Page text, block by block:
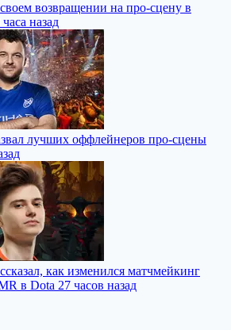
возвращении на про-сцену в
часа назад
лучших оффлейнеров про-сцены
как изменился матчмейкинг
в Dota 27 часов назад